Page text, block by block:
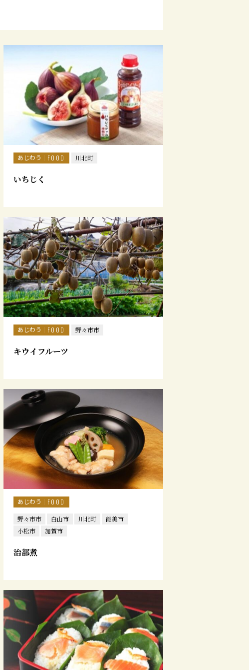
あじわう FOOD 川北町
いちじく
あじわう FOOD 野々市市
キウイフルーツ
あじわう
FOOD
野々市市
白山市 川北町
能美市
小松市
加賀市
治部煮